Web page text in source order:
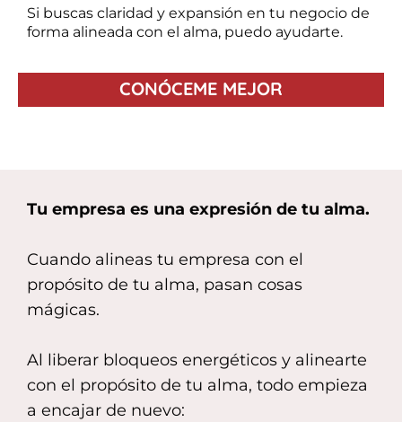
Si buscas claridad y expansión en tu negocio de
forma alineada con el alma, puedo ayudarte.
CONÓCEME MEJOR
Tu empresa es una expresión de tu alma.
Cuando alineas tu empresa con el
propósito de tu alma, pasan cosas
mágicas.
Al liberar bloqueos energéticos y alinearte
con el propósito de tu alma, todo empieza
a encajar de nuevo: